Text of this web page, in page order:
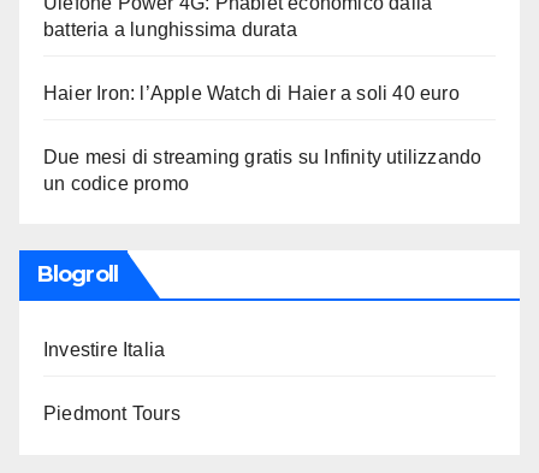
batteria a lunghissima durata
Haier Iron: l’Apple Watch di Haier a soli 40 euro
Due mesi di streaming gratis su Infinity utilizzando
un codice promo
Blogroll
Investire Italia
Piedmont Tours